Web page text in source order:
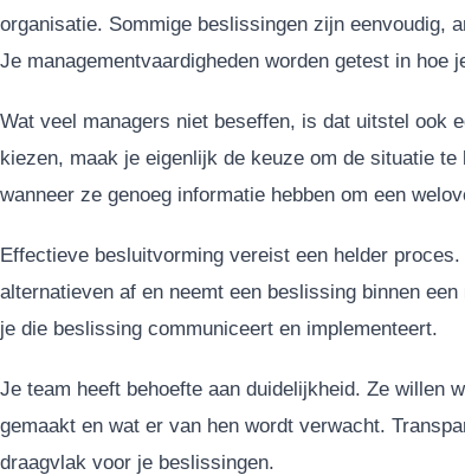
organisatie. Sommige beslissingen zijn eenvoudig,
Je managementvaardigheden worden getest in hoe
Wat veel managers niet beseffen, is dat uitstel ook
kiezen, maak je eigenlijk de keuze om de situatie
wanneer ze genoeg informatie hebben om een
Effectieve besluitvorming vereist een helder
alternatieven af en neemt een beslissing binnen
je die beslissing communiceert en implementeert.
Je team heeft behoefte aan duidelijkheid. Ze willen
gemaakt en wat er van hen wordt verwacht.
draagvlak voor je beslissingen.